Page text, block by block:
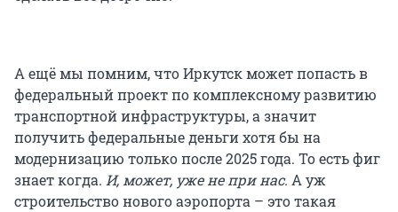
А ещё мы помним, что Иркутск может попасть в
федеральный проект по комплексному развитию
транспортной инфраструктуры, а значит
получить федеральные деньги хотя бы на
модернизацию только после 2025 года. То есть фиг
знает когда. И, может, уже не при нас. А уж
строительство нового аэропорта – это такая